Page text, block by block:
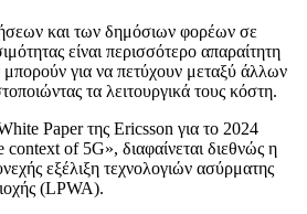
και των δημόσιων φορέων σε
είναι περισσότερο απαραίτητη
για να πετύχουν μεταξύ άλλων
τα λειτουργικά τους κόστη.
Paper της Ericsson για το 2024
of 5G», διαφαίνεται διεθνώς η
εξέλιξη τεχνολογιών ασύρματης
(LPWA).